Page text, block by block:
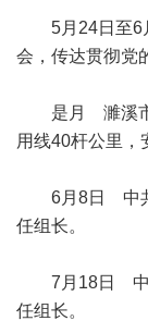
5月24日至6
会，传达贯彻党
是月 濉溪市
用线40杆公里，
6月8日 中共
任组长。
7月18日 中共
任组长。